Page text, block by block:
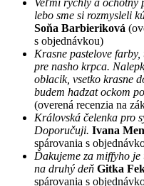
Veľmi rýchly a ochotný
lebo sme si rozmysleli
Soňa Barbieriková
s objednávkou)
Krasne pastelove
pre nasho krpca.
oblacik, vsetko krasne
budem hadzat ockom
(overená recenzia na
Královská čelenka pro
Doporučuji. Ivana
spárovania s
Ďakujeme za miffyho
na druhý deň Gitka
spárovania s